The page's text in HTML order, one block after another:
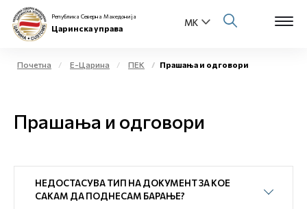
Физички лица
Бизнис заедница
Open
Е-Царина
Република Северна Македонија
Царинска управа
Почетна Е-Царина ПЕК Прашања и одговори
Прашања и одговори
НЕДОСТАСУВА ТИП НА ДОКУМЕНТ ЗА КОЕ
САКАМ ДА ПОДНЕСАМ БАРАЊЕ?